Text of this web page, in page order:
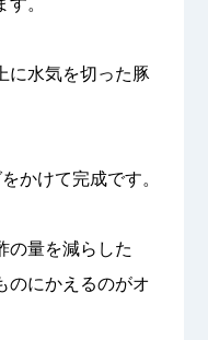
に水気を切った豚
かけて完成です。
の量を減らした
のにかえるのがオ